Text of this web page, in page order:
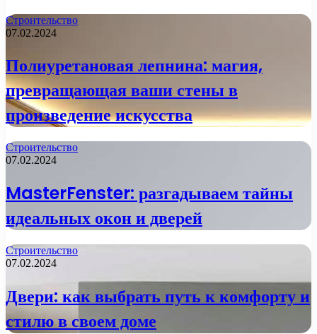
Строительство
07.02.2024
Полиуретановая лепнина: магия,
превращающая ваши стены в
произведение искусства
Строительство
07.02.2024
MasterFenster: разгадываем тайны
идеальных окон и дверей
Строительство
07.02.2024
Двери: как выбрать путь к комфорту и
стилю в своем доме